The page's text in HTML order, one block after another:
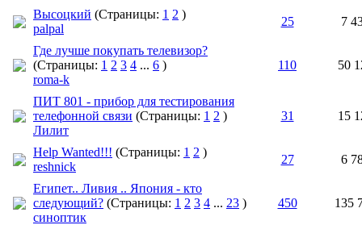
Высоцкий (Страницы: 1 2 )
palpal
25 7
Где лучше покупать телевизор?
(Страницы: 1 2 3 4 ... 6 )
roma-k
110 50
ПИТ 801 - прибор для тестирования
телефонной связи (Страницы: 1 2 )
Лилит
31 15
Help Wanted!!! (Страницы: 1 2 )
reshnick
27 6
Египет.. Ливия .. Япония - кто
следующий? (Страницы: 1 2 3 4 ... 23 )
синоптик
450 135